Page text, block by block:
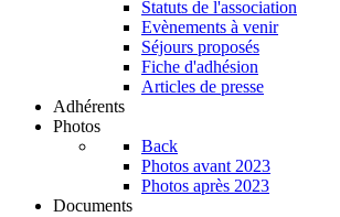
Statuts de l'association
Evènements à venir
Séjours proposés
Fiche d'adhésion
Articles de presse
Adhérents
Photos
Back
Photos avant 2023
Photos après 2023
Documents